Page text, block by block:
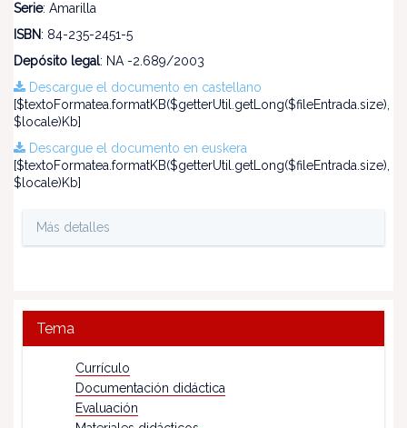
Serie: Amarilla
ISBN: 84-235-2451-5
Depósito legal: NA -2.689/2003
Descargue el documento en castellano
[$textoFormatea.formatKB($getterUtil.getLong($fileEntrada.size),
$locale)Kb]
Descargue el documento en euskera
[$textoFormatea.formatKB($getterUtil.getLong($fileEntrada.size),
$locale)Kb]
Más detalles
Tema
Currículo
Documentación didáctica
Evaluación